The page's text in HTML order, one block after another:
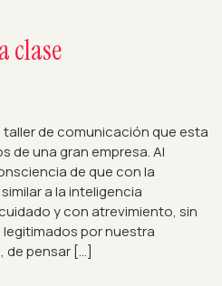
clase
de comunicación que esta
de una gran empresa. Al
de que con la
a la inteligencia
y con atrevimiento, sin
por nuestra
de pensar […]